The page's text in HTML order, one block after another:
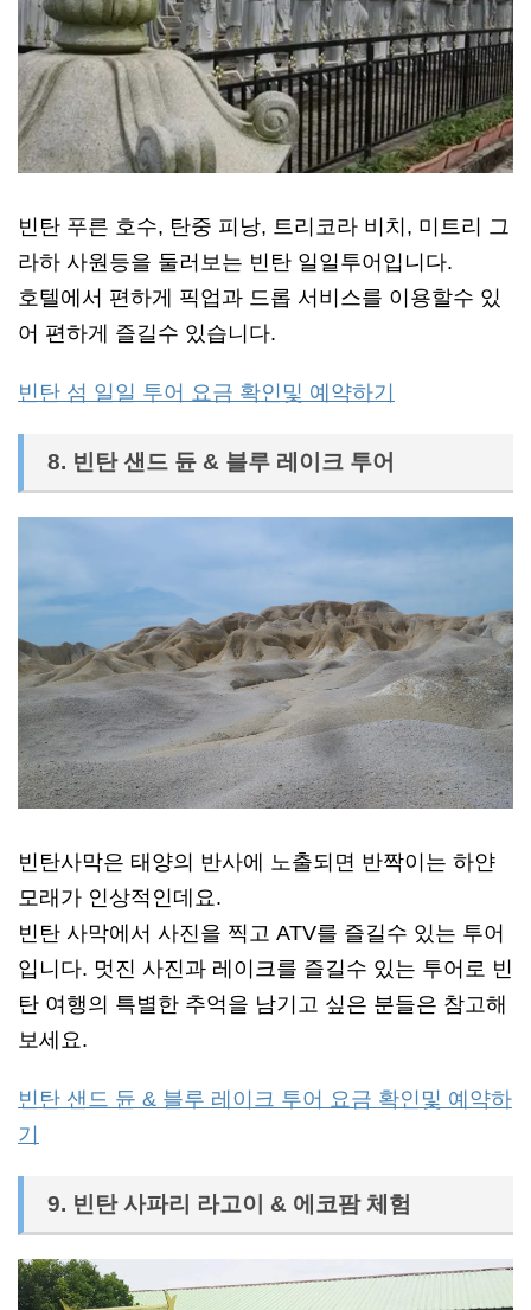
빈탄 푸른 호수, 탄중 피낭, 트리코라 비치, 미트리 그
라하 사원등을 둘러보는 빈탄 일일투어입니다.
호텔에서 편하게 픽업과 드롭 서비스를 이용할수 있
어 편하게 즐길수 있습니다.
빈탄 섬 일일 투어 요금 확인및 예약하기
8. 빈탄 샌드 듄 & 블루 레이크 투어
빈탄사막은 태양의 반사에 노출되면 반짝이는 하얀
모래가 인상적인데요.
빈탄 사막에서 사진을 찍고 ATV를 즐길수 있는 투어
입니다. 멋진 사진과 레이크를 즐길수 있는 투어로 빈
탄 여행의 특별한 추억을 남기고 싶은 분들은 참고해
보세요.
빈탄 샌드 듄 & 블루 레이크 투어 요금 확인및 예약하
기
9. 빈탄 사파리 라고이 & 에코팜 체험